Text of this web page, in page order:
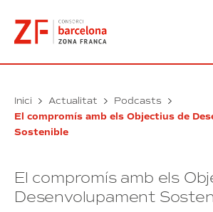
contingut
Inici Actualitat Podcasts
El compromís amb els Objectius de
Sostenible
El compromís amb els
Desenvolupament